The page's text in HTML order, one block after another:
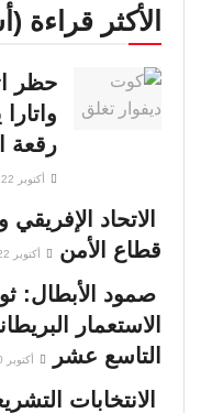
الأكثر قراءة
حظر
رقعة
أكتوبر 22, 2024
الاتحاد
قطاع الأمن
أكتوبر 22, 2024
صمود الأبطال:
الاستعمار
التاسع عشر
أكتوبر 20, 2024
الانتخابات